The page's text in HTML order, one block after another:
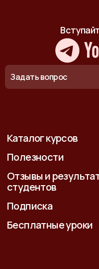
Задать вопрос
Каталог курсов
Полезности
Отзывы и
студентов
Подписка
Бесплатные уроки